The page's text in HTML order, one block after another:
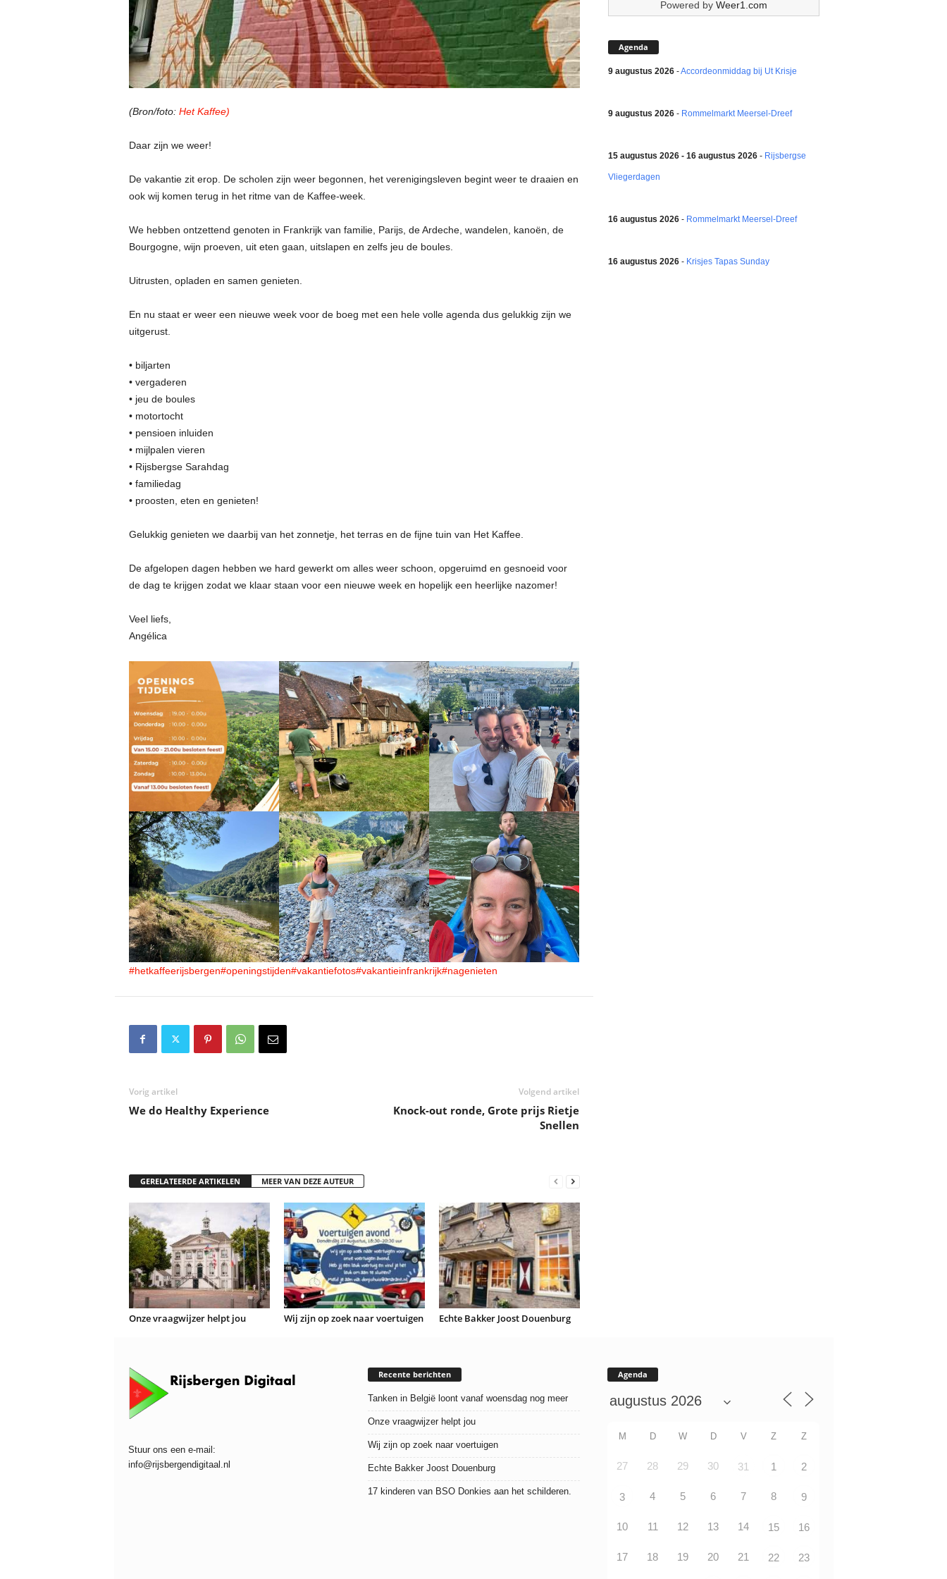
(Bron/foto: Het Kaffee)
Daar zijn we weer!
De vakantie zit erop. De scholen zijn weer begonnen, het verenigingsleven begint weer te draaien en
ook wij komen terug in het ritme van de Kaffee-week.
We hebben ontzettend genoten in Frankrijk van familie, Parijs, de Ardeche, wandelen, kanoën, de
Bourgogne, wijn proeven, uit eten gaan, uitslapen en zelfs jeu de boules.
Uitrusten, opladen en samen genieten.
En nu staat er weer een nieuwe week voor de boeg met een hele volle agenda dus gelukkig zijn we
uitgerust.
• biljarten
• vergaderen
• jeu de boules
• motortocht
• pensioen inluiden
• mijlpalen vieren
• Rijsbergse Sarahdag
• familiedag
• proosten, eten en genieten!
Gelukkig genieten we daarbij van het zonnetje, het terras en de fijne tuin van Het Kaffee.
De afgelopen dagen hebben we hard gewerkt om alles weer schoon, opgeruimd en gesnoeid voor
de dag te krijgen zodat we klaar staan voor een nieuwe week en hopelijk een heerlijke nazomer!
Veel liefs,
Angélica
#hetkaffeerijsbergen#openingstijden#vakantiefotos#vakantieinfrankrijk#nagenieten
Vorig artikel
We do Healthy Experience
Volgend artikel
Knock-out ronde, Grote prijs Rietje
Snellen
GERELATEERDE ARTIKELEN MEER VAN DEZE AUTEUR
Onze vraagwijzer helpt jou Wij zijn op zoek naar voertuigen Echte Bakker Joost Douenburg
Powered by Weer1.com
Agenda
9 augustus 2026-Accordeonmiddag bij Ut Krisje
9 augustus 2026- Rommelmarkt Meersel-Dreef
15 augustus 2026 - 16 augustus 2026- Rijsbergse
Vliegerdagen
16 augustus 2026- Rommelmarkt Meersel-Dreef
16 augustus 2026- Krisjes Tapas Sunday
Stuur ons een e-mail:
info@rijsbergendigitaal.nl
Recente berichten
Tanken in België loont vanaf woensdag nog meer
Onze vraagwijzer helpt jou
Wij zijn op zoek naar voertuigen
Echte Bakker Joost Douenburg
17 kinderen van BSO Donkies aan het schilderen.
Agenda
M D W D V Z Z
27 28 29 30 31 1 2
3 4 5 6 7 8 9
10 11 12 13 14 15 16
17 18 19 20 21 22 23